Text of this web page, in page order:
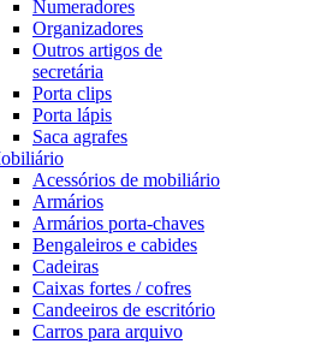
Numeradores
Organizadores
Outros artigos de
secretária
Porta clips
Porta lápis
Saca agrafes
Acessórios de mobiliário
Armários
Armários porta-chaves
Bengaleiros e cabides
Cadeiras
Caixas fortes / cofres
Candeeiros de escritório
Carros para arquivo